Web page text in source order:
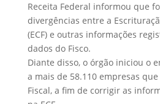
Receita Federal informou que
divergências entre a
(ECF) e outras informações
dados do Fisco.
Diante disso, o órgão iniciou o
a mais de 58.110 empresas
Fiscal, a fim de corrigir as